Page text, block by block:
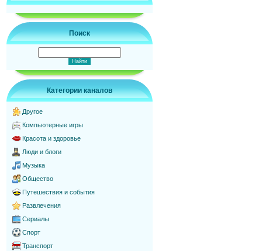
Поиск
Категории каналов
Другое
Компьютерные игры
Красота и здоровье
Люди и блоги
Музыка
Общество
Путешествия и события
Развлечения
Сериалы
Спорт
Транспорт